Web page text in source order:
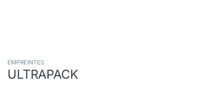
EMPREINTES
ULTRAPACK